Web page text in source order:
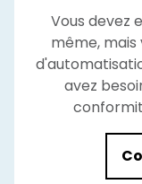
Vous devez
même,
avez